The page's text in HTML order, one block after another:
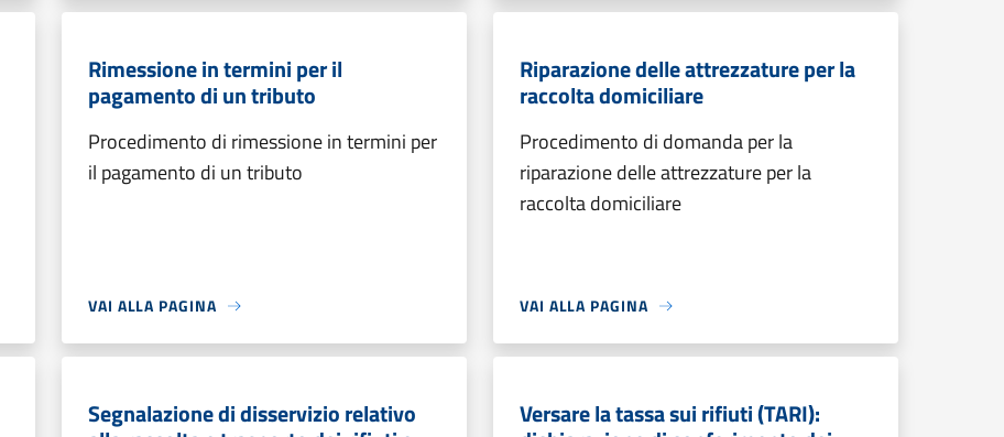
Rimessione in termini per il
pagamento di un tributo
Procedimento di rimessione in termini per
il pagamento di un tributo
VAI ALLA PAGINA
Riparazione delle attrezzature per la
raccolta domiciliare
Procedimento di domanda per la
riparazione delle attrezzature per la
raccolta domiciliare
VAI ALLA PAGINA
Segnalazione di disservizio relativo Versare la tassa sui rifiuti (TARI):